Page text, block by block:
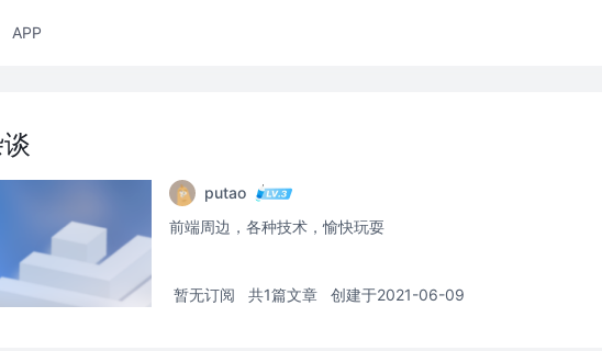
APP
putao
前端周边，各种技术，愉快玩耍
暂无订阅 共1篇文章 创建于2021-06-09